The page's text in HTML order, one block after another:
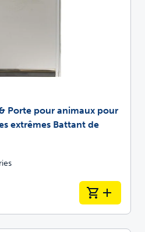
Porte pour animaux pour
extrêmes Battant de